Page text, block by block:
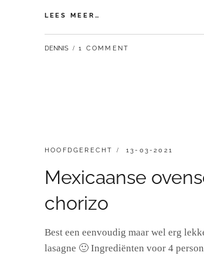
LEES MEER…
MET
BY
DENNIS 1 COMMENT
CATEGORIES:
HOOFDGERECHT
GEPLAATST
13-03-2021
Mexicaanse
chorizo
Best een eenvoudig maar wel erg
lasagne 🙂 Ingrediënten voor 4